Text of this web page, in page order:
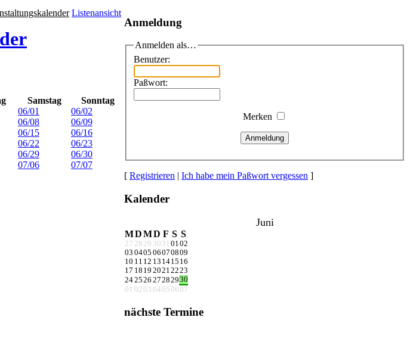
Listenansicht
Samstag
Sonntag
06/01
06/02
06/08
06/09
06/15
06/16
06/22
06/23
06/29
06/30
07/06 07/07
Anmeldung
Anmelden als…
Benutzer:
Paßwort:
Merken
Anmeldung
[ Registrieren | Ich habe mein Paßwort vergessen ]
Kalender
Juni
MDMD F S S
27 28 29 30 31 0102
03 0405 06070809
10 11 12 13 1415 16
17 18 19 20212223
242526 27282930
01
02 03 04 05 06 07
nächste Termine